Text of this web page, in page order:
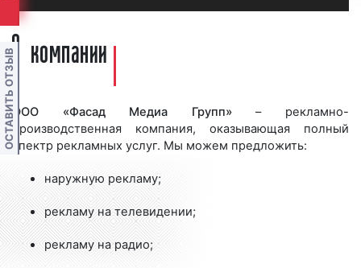
О компании
ООО «Фасад Медиа Групп»– рекламно-
производственная компания, оказывающая полный
спектр рекламных услуг. Мы можем предложить:
наружную рекламу;
рекламу на телевидении;
рекламу на радио;
ОСТАВИТЬ ОТЗЫВ